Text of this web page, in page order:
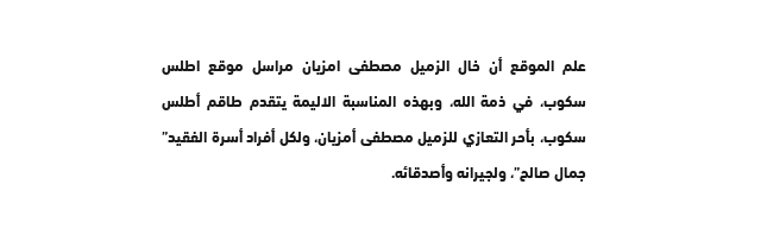
علم الموقع أن خال الزميل مصطفى امزيان مراسل موقع اطلس
سكوب، في ذمة الله، وبهذه المناسبة الاليمة يتقدم طاقم أطلس
سكوب، بأحر التعازي للزميل مصطفى أمزيان، ولكل أفراد أسرة الفقيد”
جمال صالح”، ولجيرانه وأصدقائه.